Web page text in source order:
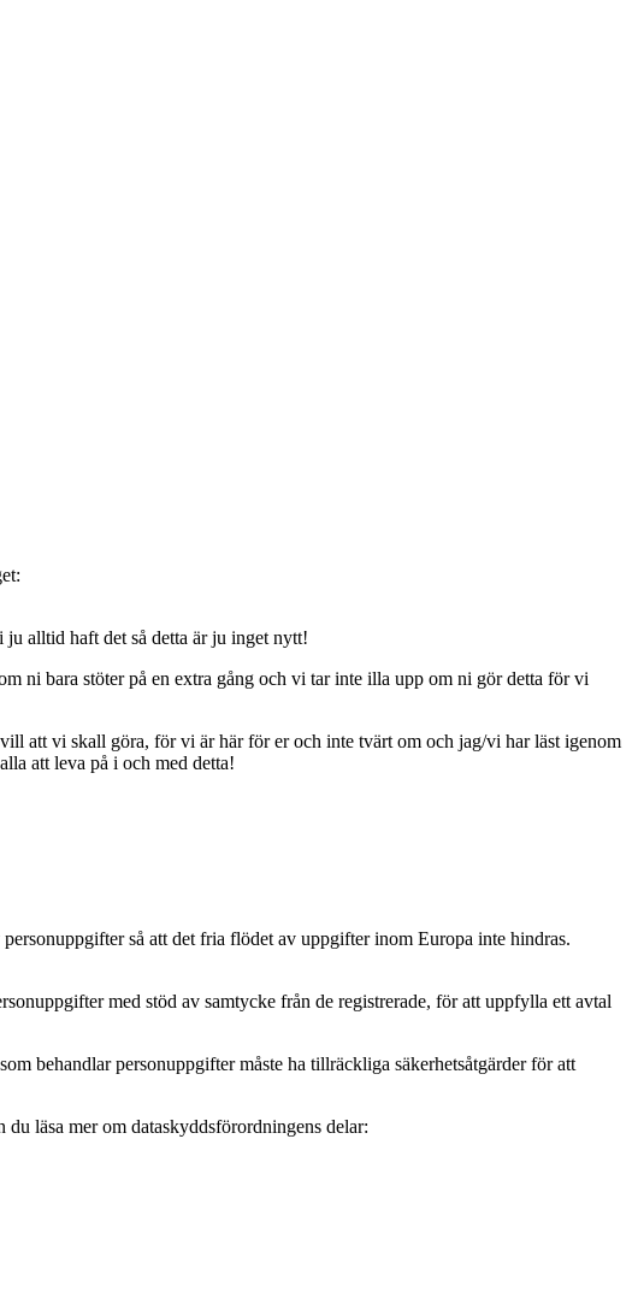
alltid haft det så detta är ju inget nytt!
bara stöter på en extra gång och vi tar inte illa upp om ni gör detta för vi
att vi skall göra, för vi är här för er och inte tvärt om och jag/vi har läst igenom
att leva på i och med detta!
så att det fria flödet av uppgifter inom Europa inte hindras.
med stöd av samtycke från de registrerade, för att uppfylla ett avtal
behandlar personuppgifter måste ha tillräckliga säkerhetsåtgärder för att
läsa mer om dataskyddsförordningens delar: